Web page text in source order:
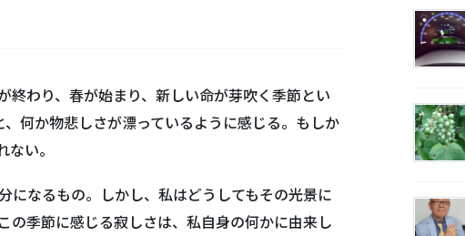
終わり、春が始まり、新しい命が芽吹く季節とい
何か物悲しさが漂っているように感じる。もしか
い。
になるもの。しかし、私はどうしてもその光景に
の季節に感じる寂しさは、私自身の何かに由来し